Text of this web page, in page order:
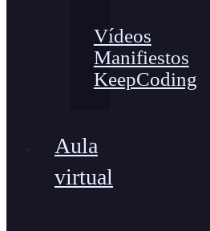
Vídeos
Manifiestos
KeepCoding
Aula
virtual